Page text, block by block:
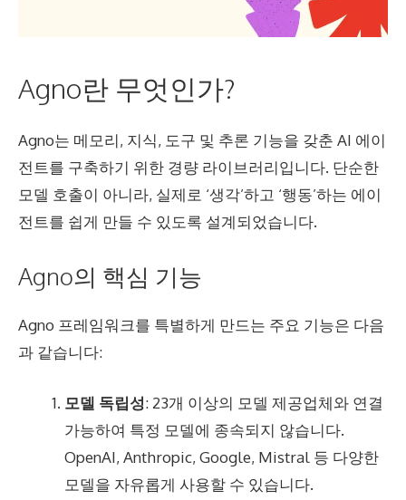
Agno란 무엇인가?
Agno는 메모리, 지식, 도구 및 추론 기능을 갖춘 AI 에이
전트를 구축하기 위한 경량 라이브러리입니다. 단순한
모델 호출이 아니라, 실제로 ‘생각’하고 ‘행동’하는 에이
전트를 쉽게 만들 수 있도록 설계되었습니다.
Agno의 핵심 기능
Agno 프레임워크를 특별하게 만드는 주요 기능은 다음
과 같습니다:
모델 독립성: 23개 이상의 모델 제공업체와 연결
가능하여 특정 모델에 종속되지 않습니다.
OpenAI, Anthropic, Google, Mistral 등 다양한
모델을 자유롭게 사용할 수 있습니다.